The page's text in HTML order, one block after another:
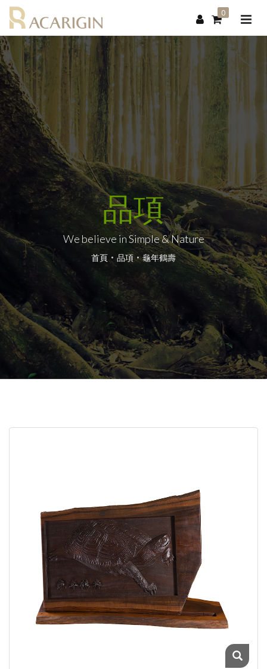
0
品項
We believe in Simple & Nature
首頁 品項 龜年鶴壽